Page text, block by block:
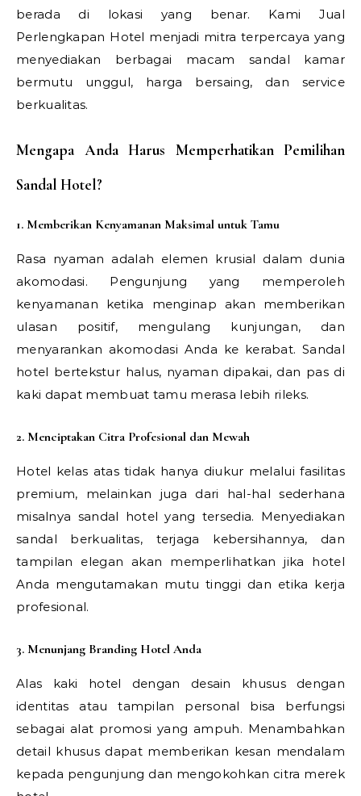
berada di lokasi yang benar. Kami Jual
Perlengkapan Hotel menjadi mitra terpercaya yang
menyediakan berbagai macam sandal kamar
bermutu unggul, harga bersaing, dan service
berkualitas.
Mengapa Anda Harus Memperhatikan Pemilihan
Sandal Hotel?
1. Memberikan Kenyamanan Maksimal untuk Tamu
Rasa nyaman adalah elemen krusial dalam dunia
akomodasi. Pengunjung yang memperoleh
kenyamanan ketika menginap akan memberikan
ulasan positif, mengulang kunjungan, dan
menyarankan akomodasi Anda ke kerabat. Sandal
hotel bertekstur halus, nyaman dipakai, dan pas di
kaki dapat membuat tamu merasa lebih rileks.
2. Menciptakan Citra Profesional dan Mewah
Hotel kelas atas tidak hanya diukur melalui fasilitas
premium, melainkan juga dari hal-hal sederhana
misalnya sandal hotel yang tersedia. Menyediakan
sandal berkualitas, terjaga kebersihannya, dan
tampilan elegan akan memperlihatkan jika hotel
Anda mengutamakan mutu tinggi dan etika kerja
profesional.
3. Menunjang Branding Hotel Anda
Alas kaki hotel dengan desain khusus dengan
identitas atau tampilan personal bisa berfungsi
sebagai alat promosi yang ampuh. Menambahkan
detail khusus dapat memberikan kesan mendalam
kepada pengunjung dan mengokohkan citra merek